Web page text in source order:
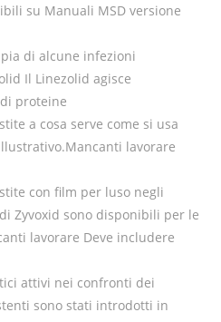
su Manuali MSD versione
di alcune infezioni
Il Linezolid agisce
proteine
a cosa serve come si usa
lavorare
con film per luso negli
Zyvoxid sono disponibili per le
lavorare Deve includere
attivi nei confronti dei
sono stati introdotti in